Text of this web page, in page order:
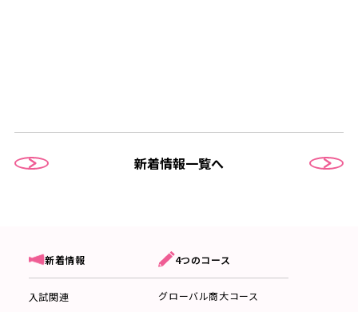
新着情報一覧へ
新着情報
入試関連
4つのコース
グローバル商大コース